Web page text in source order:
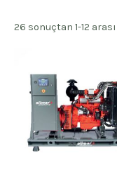
26 sonuçtan 1-12